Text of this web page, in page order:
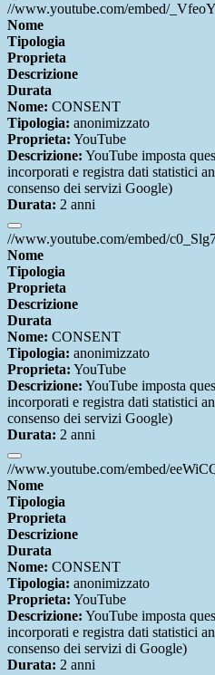
//www.youtube.com/embed/
Nome
Tipologia
Proprieta
Descrizione
Durata
Nome: CONSENT
Tipologia: anonimizzato
Proprieta: YouTube
Descrizione: YouTube imposta
incorporati e registra dati statistici
consenso dei servizi Google)
Durata: 2 anni
//www.youtube.com/embed/
Nome
Tipologia
Proprieta
Descrizione
Durata
Nome: CONSENT
Tipologia: anonimizzato
Proprieta: YouTube
Descrizione: YouTube imposta
incorporati e registra dati statistici
consenso dei servizi Google)
Durata: 2 anni
//www.youtube.com/embed/
Nome
Tipologia
Proprieta
Descrizione
Durata
Nome: CONSENT
Tipologia: anonimizzato
Proprieta: YouTube
Descrizione: YouTube imposta
incorporati e registra dati statistici
consenso dei servizi di Google)
Durata: 2 anni